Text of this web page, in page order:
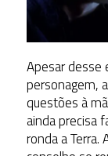
Apesar
personagem,
questões à
ainda precisa
ronda a Terra.